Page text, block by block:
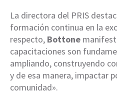
La directora del PRIS
formación continua en la
respecto, Bottone
capacitaciones son
ampliando, construyendo
y de esa manera, impactar
comunidad».